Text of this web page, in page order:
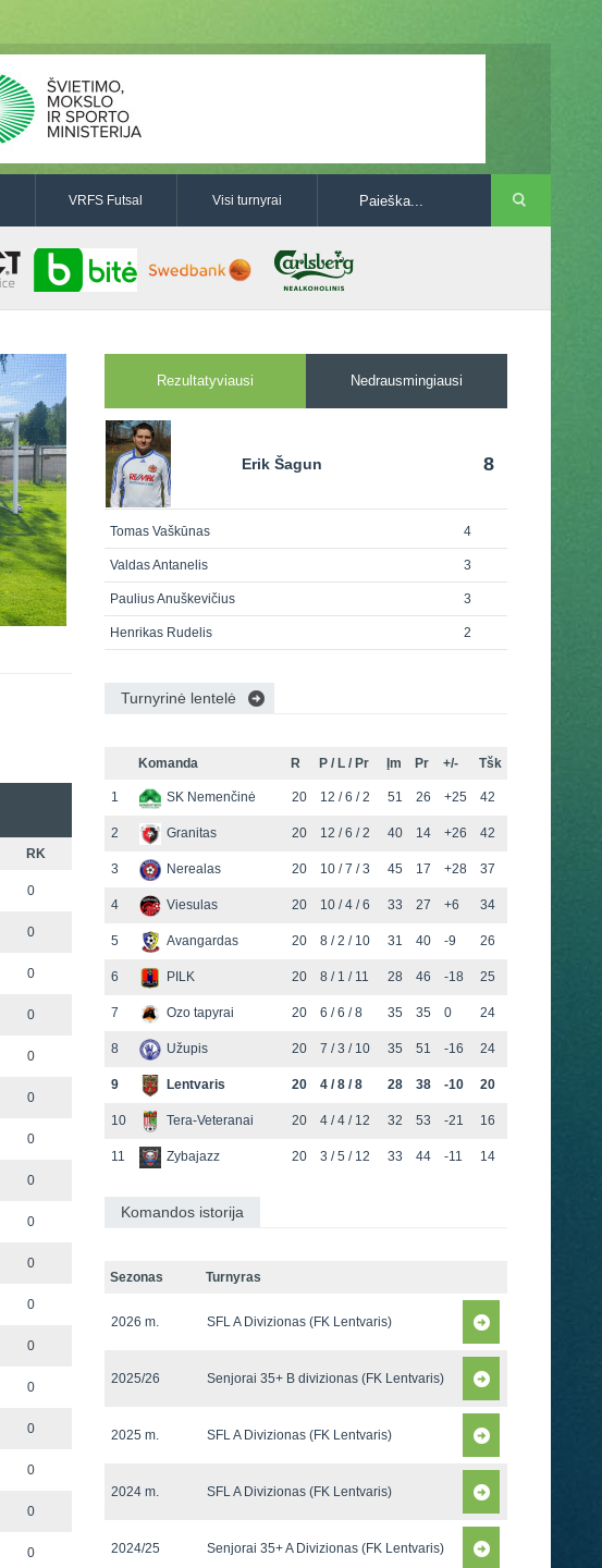
VRFS Futsal Visi turnyrai
RK
0
0
0
0
0
0
0
0
0
0
0
0
0
0
0
0
0
Rezultatyviausi Nedrausmingiausi
Erik Šagun 8
Tomas Vaškūnas 4
Valdas Antanelis 3
Paulius Anuškevičius 3
Henrikas Rudelis 2
Turnyrinė lentelė
Komanda R P / L / Pr Įm Pr +/- Tšk
1 SK Nemenčinė 20 12 / 6 / 2 51 26 +25 42
2 Granitas 20 12 / 6 / 2 40 14 +26 42
3 Nerealas 20 10 / 7 / 3 45 17 +28 37
4 Viesulas 20 10 / 4 / 6 33 27 +6 34
5 Avangardas 20 8 / 2 / 10 31 40 -9 26
6 PILK 20 8 / 1 / 11 28 46 -18 25
7 Ozo tapyrai 20 6 / 6 / 8 35 35 0 24
8 Užupis 20 7 / 3 / 10 35 51 -16 24
9 Lentvaris 20 4 / 8 / 8 28 38 -10 20
10 Tera-Veteranai 20 4 / 4 / 12 32 53 -21 16
11 Zybajazz 20 3 / 5 / 12 33 44 -11 14
Komandos istorija
Sezonas Turnyras
2026 m. SFL A Divizionas (FK Lentvaris)
2025/26 Senjorai 35+ B divizionas (FK Lentvaris)
2025 m. SFL A Divizionas (FK Lentvaris)
2024 m. SFL A Divizionas (FK Lentvaris)
2024/25 Senjorai 35+ A Divizionas (FK Lentvaris)